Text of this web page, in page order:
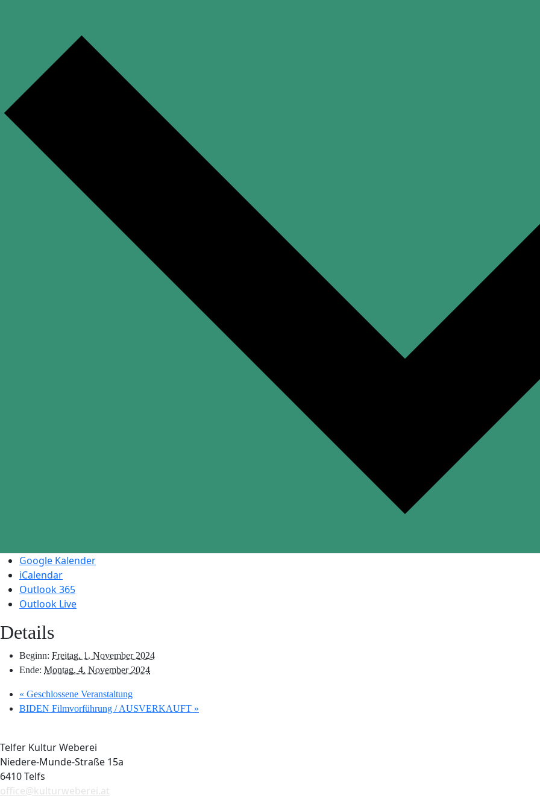
Google Kalender
iCalendar
Outlook 365
Outlook Live
Details
Beginn: Freitag, 1. November 2024
Ende: Montag, 4. November 2024
« Geschlossene Veranstaltung
BIDEN Filmvorführung / AUSVERKAUFT »
Telfer Kultur Weberei
Niedere-Munde-Straße 15a
6410 Telfs
office@kulturweberei.at